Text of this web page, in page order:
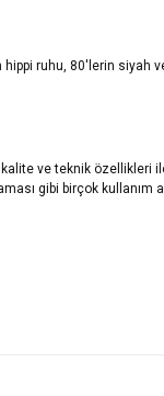
hippi ruhu, 80'lerin
ve teknik özellikleri
gibi birçok kullanım